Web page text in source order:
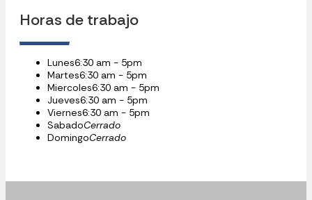
Horas de trabajo
Lunes6:30 am - 5pm
Martes6:30 am - 5pm
Miercoles6:30 am - 5pm
Jueves6:30 am - 5pm
Viernes6:30 am - 5pm
SabadoCerrado
DomingoCerrado